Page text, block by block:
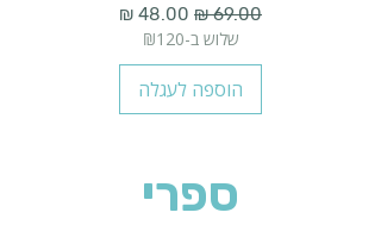
מחיר רגיל מחיר מבצע
שלוש ב-₪120
הוספה לעגלה
ספרי